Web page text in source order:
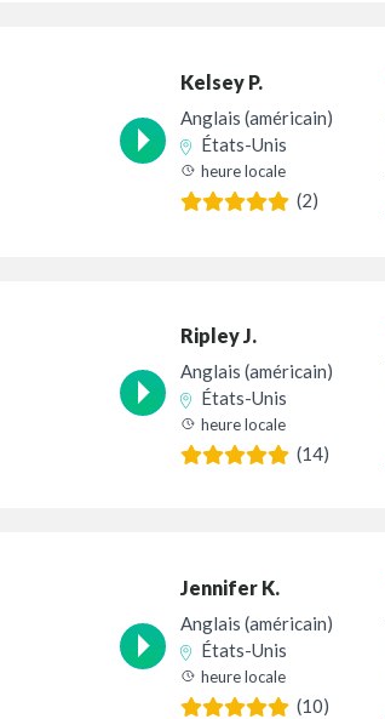
Kelsey P.
Anglais (américain)
États-Unis
heure locale
(2)
Ripley J.
Anglais (américain)
États-Unis
heure locale
(14)
Jennifer K.
Anglais (américain)
États-Unis
heure locale
(10)